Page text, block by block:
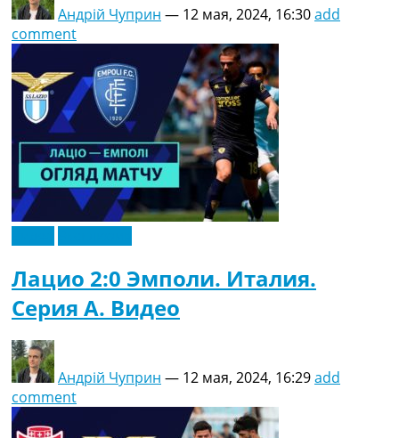
Андрій Чуприн — 12 мая, 2024, 16:30add
comment
Лацио 2:0 Эмполи. Италия.
Серия A. Видео
Андрій Чуприн — 12 мая, 2024, 16:29add
comment